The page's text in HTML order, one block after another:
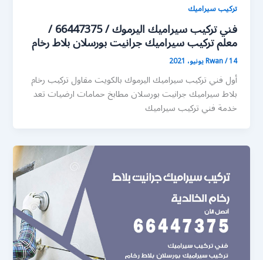
تركيب سيراميك
فني تركيب سيراميك اليرموك / 66447375 /
معلم تركيب سيراميك جرانيت بورسلان بلاط رخام
Rwan/14 يونيو، 2021
أول فني تركيب سيراميك اليرموك بالكويت مقاول تركيب رخام
بلاط سيراميك جرانيت بورسلان مطابخ حمامات ارضيات تعد
خدمة فني تركيب سيراميك